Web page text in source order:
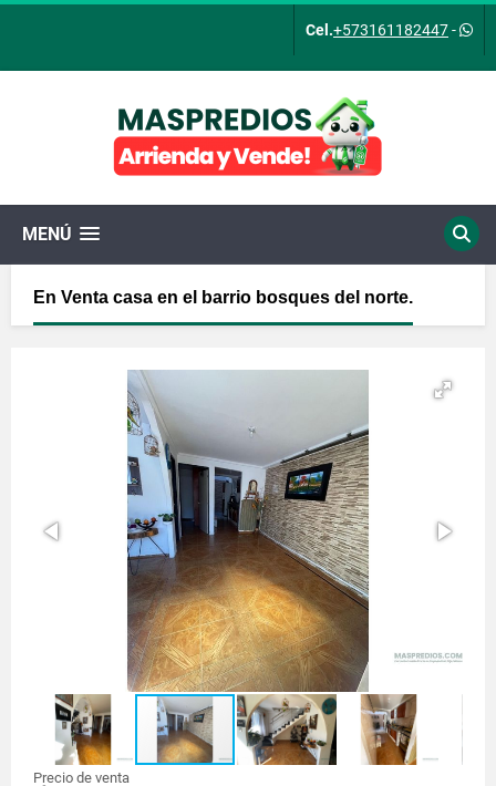
Cel.+573161182447-
MENÚ
En Venta casa en el barrio bosques del norte.
Precio de venta